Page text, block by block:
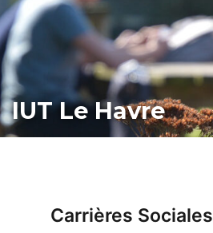
IUT Le Havre
Carrières Sociales